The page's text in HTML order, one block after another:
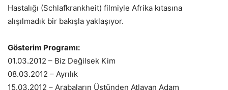
Hastalığı (Schlafkrankheit) filmiyle Afrika kıtasına
alışılmadık bir bakışla yaklaşıyor.
Gösterim Programı:
01.03.2012 – Biz Değilsek Kim
08.03.2012 – Ayrılık
15.03.2012 – Arabaların Üstünden Atlayan Adam